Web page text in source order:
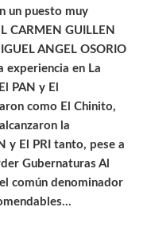
un puesto muy
CARMEN GUILLEN
ANGEL OSORIO
experiencia en La
PAN y El
como El Chinito,
la
y El PRI tanto, pese a
Gubernaturas Al
común denominador